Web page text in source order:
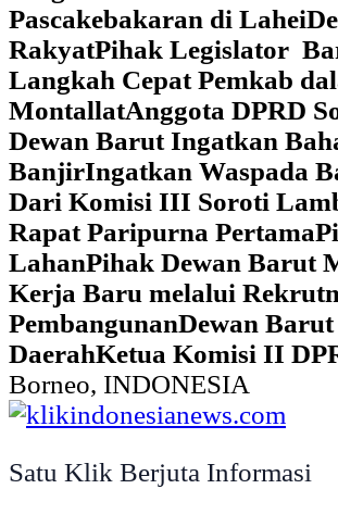
Pascakebakaran di Lahei
RakyatPihak Legislator
Langkah Cepat Pemkab
MontallatAnggota DPRD
Dewan Barut Ingatkan
BanjirIngatkan Waspada
Dari Komisi III Soroti
Rapat Paripurna Pertama
LahanPihak Dewan Barut
Kerja Baru melalui
PembangunanDewan
DaerahKetua Komisi II
Borneo, INDONESIA
Satu Klik Berjuta Informasi